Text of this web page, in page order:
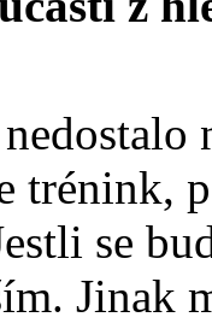
trénink,
se
Jinak